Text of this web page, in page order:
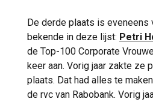
investeringsfonds
Company. Ook
haar te vinden. Zo werd ze
voorgedragen als
van het Nederlandse
Treasury.
De derde plaats is eveneens
bekende in deze lijst: Petri
de Top-100 Corporate
keer aan. Vorig jaar zakte ze
plaats. Dat had alles te
de rvc van Rabobank. Vorig